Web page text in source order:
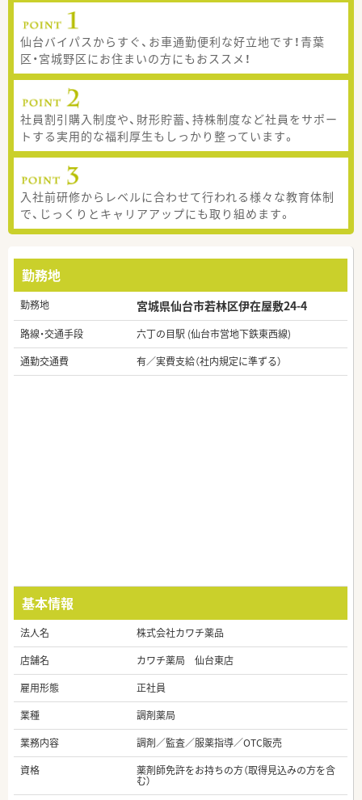
仙台バイパスからすぐ、お車通勤便利な好立地です！青葉
区・宮城野区にお住まいの方にもおススメ！
社員割引購入制度や、財形貯蓄、持株制度など社員をサポー
トする実用的な福利厚生もしっかり整っています。
入社前研修からレベルに合わせて行われる様々な教育体制
で、じっくりとキャリアアップにも取り組めます。
勤務地
勤務地 宮城県仙台市若林区伊在屋敷24-4
路線・交通手段
六丁の目駅 (仙台市営地下鉄東西線)
通勤交通費
有／実費支給（社内規定に準ずる）
基本情報
法人名
株式会社カワチ薬品
店舗名
カワチ薬局 仙台東店
雇用形態
正社員
業種
調剤薬局
業務内容
調剤／監査／服薬指導／OTC販売
資格
薬剤師免許をお持ちの方（取得見込みの方を含
む）